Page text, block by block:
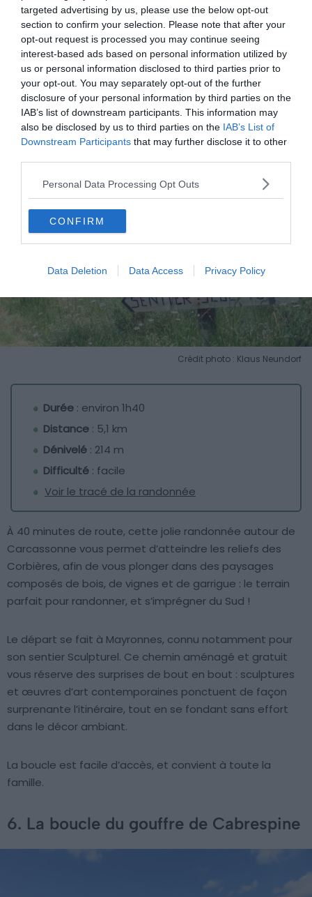
targeted advertising by us, please use the below opt-out
section to confirm your selection. Please note that after your
opt-out request is processed you may continue seeing
interest-based ads based on personal information utilized by
us or personal information disclosed to third parties prior to
your opt-out. You may separately opt-out of the further
disclosure of your personal information by third parties on the
IAB’s list of downstream participants. This information may
also be disclosed by us to third parties on the IAB’s List of
Downstream Participants that may further disclose it to other
Personal Data Processing Opt Outs
CONFIRM
Data Deletion Data Access Privacy Policy
5. Sentier Sculpturel de Mayronnes
Crédit photo : Klaus Neundorf
Durée : environ 1h40
Distance : 5,1 km
Dénivelé : 214 m
Difficulté : facile
Voir le tracé de la randonnée
À 40 minutes de route, cette jolie randonnée autour de
Carcassonne vous permet d’atteindre les reliefs des
Corbières, afin de vous plonger dans des paysages
composés de bois, de vignes et de garrigue : le terrain
parfait pour randonner, et s’imprégner du Sud !
Le départ se fait à Mayronnes, connu notamment pour
son sentier Sculpturel. Ce chemin aménagé et gratuit
vous réserve des surprises de bout en bout : sculptures
et œuvres d’art contemporaines ponctuent de façon
surprenante l’itinéraire, tout en se fondant sans effort
dans le décor ambiant.
La boucle est facile d’accès, et convient à toute la
famille.
6. La boucle du gouffre de Cabrespine